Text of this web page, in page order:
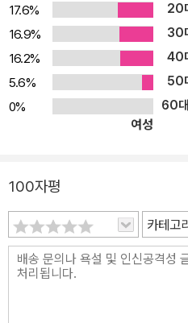
“현상이 아니라 사회적 생산물”이
실천적인 동시에 상징적인 것”(르
이다. 이 책은 르페브르의 공간사
하는 사회적 생산물로서의 공간 개
활용한다. ‘공간’을 키워드로 살펴보는 한국 다큐멘터리 영화의 변천
사 이 책은 동시대 한국 다큐멘터
도 하고, 영화 스크린 내부의 공간
자체이기도 하고, 영화를 상영하는
큐멘터리 영화에서 ‘공간성’이 계
쳐 이제 미학적 시기에 다다랐다고
멘터리 영화의 흐름」에서 이 세 시
0년대를 계몽적 시기, 1990년대
17.6%
20
16.9%
30
16.2%
40
5.6%
50
0%
60대
여성
100자평
카테고